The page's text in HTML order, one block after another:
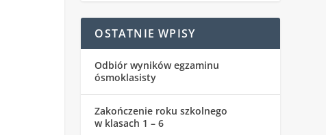
OSTATNIE WPISY
Odbiór wyników egzaminu
ósmoklasisty
Zakończenie roku szkolnego
w klasach 1 – 6